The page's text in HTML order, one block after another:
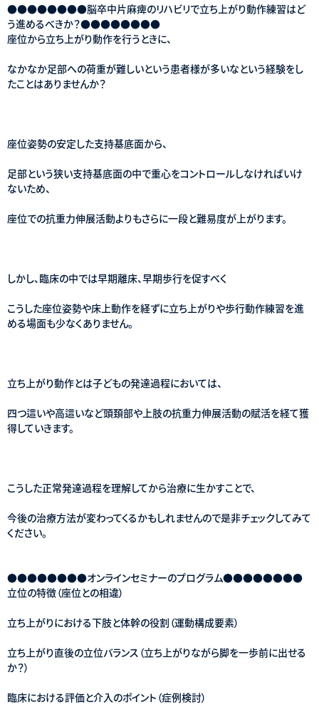
●●●●●●●●脳卒中片麻痺のリハビリで立ち上がり動作練習はど
う進めるべきか？●●●●●●●●
座位から立ち上がり動作を行うときに、
なかなか足部への荷重が難しいという患者様が多いなという経験をし
たことはありませんか？
座位姿勢の安定した支持基底面から、
足部という狭い支持基底面の中で重心をコントロールしなければいけ
ないため、
座位での抗重力伸展活動よりもさらに一段と難易度が上がります。
しかし、臨床の中では早期離床、早期歩行を促すべく
こうした座位姿勢や床上動作を経ずに立ち上がりや歩行動作練習を進
める場面も少なくありません。
立ち上がり動作とは子どもの発達過程においては、
四つ這いや高這いなど頭頚部や上肢の抗重力伸展活動の賦活を経て獲
得していきます。
こうした正常発達過程を理解してから治療に生かすことで、
今後の治療方法が変わってくるかもしれませんので是非チェックしてみて
ください。
●●●●●●●●オンラインセミナーのプログラム●●●●●●●●
立位の特徴（座位との相違）
立ち上がりにおける下肢と体幹の役割（運動構成要素）
立ち上がり直後の立位バランス（立ち上がりながら脚を一歩前に出せる
か？）
臨床における評価と介入のポイント（症例検討）